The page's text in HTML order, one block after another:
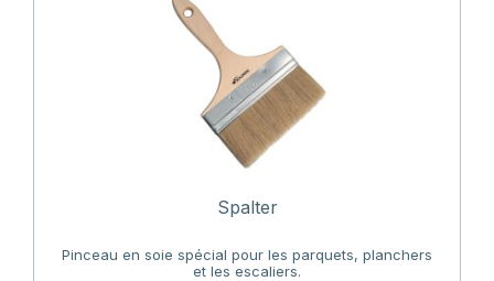
Spalter
Pinceau en soie spécial pour les parquets, planchers
et les escaliers.